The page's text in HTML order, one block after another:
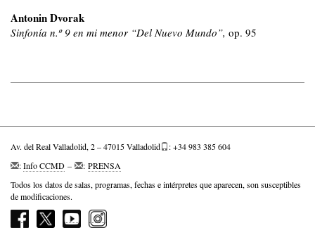
Antonin Dvorak
Sinfonía n.º 9 en mi menor “Del Nuevo Mundo”, op. 95
Av. del Real Valladolid, 2 – 47015 Valladolid
: +34 983 385 604
:Info CCMD – : PRENSA
Todos los datos de salas, programas, fechas e intérpretes que aparecen, son susceptibles
de modificaciones.